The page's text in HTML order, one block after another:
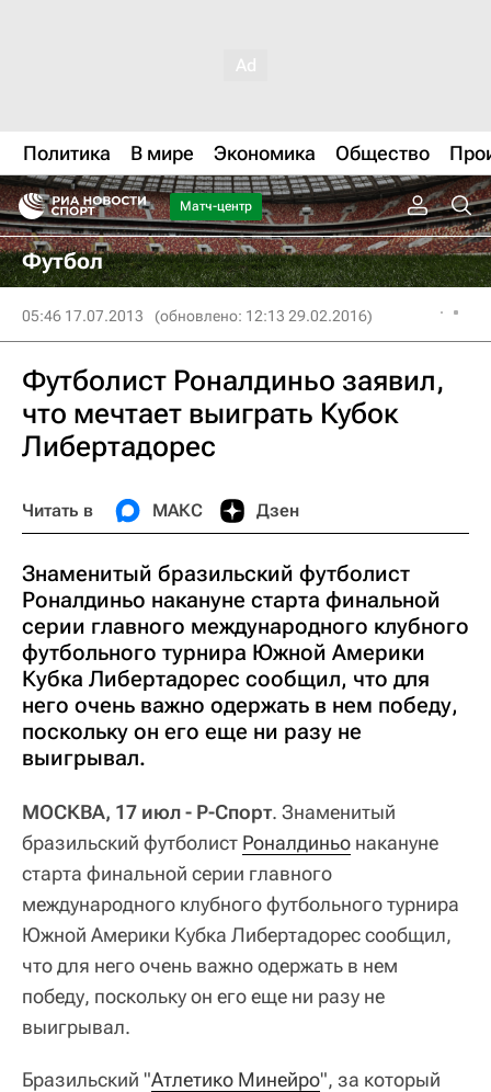
Политика В мире Экономика Общество
Матч-центр
Футбол
05:46 17.07.2013 (обновлено: 12:13 29.02.2016)
Футболист Роналдиньо заявил,
что мечтает выиграть Кубок
Либертадорес
Читать в МАКС Дзен
Знаменитый бразильский футболист
Роналдиньо накануне старта финальной
серии главного международного клубного
футбольного турнира Южной Америки
Кубка Либертадорес сообщил, что для
него очень важно одержать в нем победу,
поскольку он его еще ни разу не
выигрывал.
МОСКВА, 17 июл - Р-Спорт. Знаменитый
бразильский футболист Роналдиньо накануне
старта финальной серии главного
международного клубного футбольного турнира
Южной Америки Кубка Либертадорес сообщил,
что для него очень важно одержать в нем
победу, поскольку он его еще ни разу не
выигрывал.
Бразильский "Атлетико Минейро", за который